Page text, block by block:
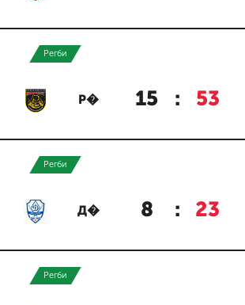
Регби
Р� 15 : 53
Регби
Д� 8 : 23
Регби